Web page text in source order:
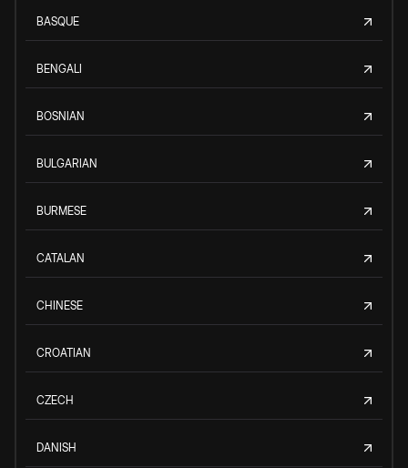
BASQUE
BENGALI
BOSNIAN
BULGARIAN
BURMESE
CATALAN
CHINESE
CROATIAN
CZECH
DANISH